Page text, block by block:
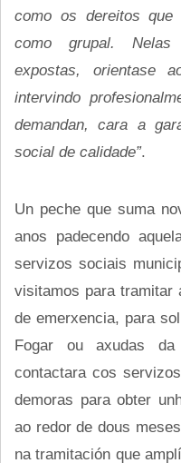
como os dereitos
como grupal.
expostas, orientase
intervindo
demandan, cara a
social de calidade”.
Un peche que suma
anos padecendo
servizos sociais
visitamos para tramitar
de emerxencia, para
Fogar ou axudas da
contactara cos
demoras para obter
ao redor de dous
na tramitación que